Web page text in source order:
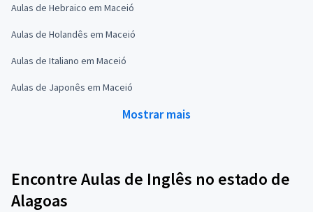
Aulas de Hebraico em Maceió
Aulas de Holandês em Maceió
Aulas de Italiano em Maceió
Aulas de Japonês em Maceió
Mostrar mais
Encontre Aulas de Inglês no estado de
Alagoas